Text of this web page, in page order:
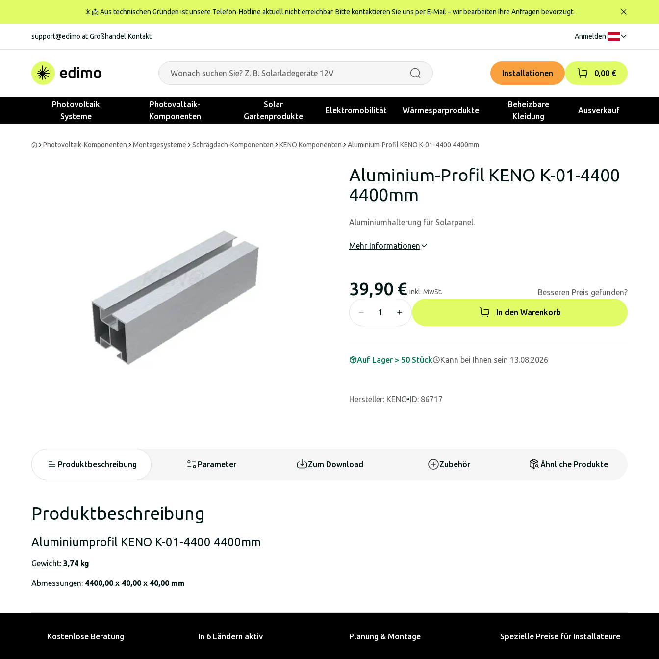
📵📩 Aus technischen Gründen ist unsere Telefon-Hotline aktuell nicht erreichbar. Bitte kontaktieren Sie uns per E-Mail – wir bearbeiten Ihre Anfragen bevorzugt.
support@edimo.at Großhandel Kontakt Anmelden
Installationen 0,00 €
Photovoltaik
Systeme
Photovoltaik-
Komponenten
Solar
Gartenprodukte
Elektromobilität Wärmesparprodukte
Beheizbare
Kleidung
Ausverkauf
Photovoltaik-Komponenten Montagesysteme Schrägdach-Komponenten KENO Komponenten Aluminium-Profil KENO K-01-4400 4400mm
Aluminium-Profil KENO K-01-4400
4400mm
Aluminiumhalterung für Solarpanel.
Mehr Informationen
39,90 € inkl. MwSt. Besseren Preis gefunden?
In den Warenkorb
Auf Lager > 50 Stück Kann bei Ihnen sein 13.08.2026
Hersteller: KENO•ID: 86717
Produktbeschreibung Parameter Zum Download Zubehör Ähnliche Produkte
Produktbeschreibung
Aluminiumprofil KENO K-01-4400 4400mm
Gewicht: 3,74 kg
Abmessungen: 4400,00 x 40,00 x 40,00 mm
Kostenlose Beratung In 6 Ländern aktiv Planung & Montage Spezielle Preise für Installateure